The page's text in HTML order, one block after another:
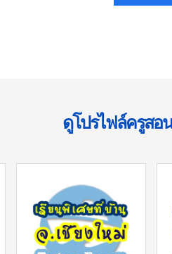
ดูโปรไฟล์ครูสอ